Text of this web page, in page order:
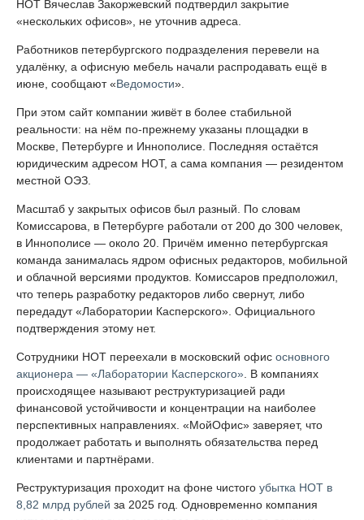
НОТ Вячеслав Закоржевский подтвердил закрытие
«нескольких офисов», не уточнив адреса.
Работников петербургского подразделения перевели на
удалёнку, а офисную мебель начали распродавать ещё в
июне, сообщают «Ведомости».
При этом сайт компании живёт в более стабильной
реальности: на нём по-прежнему указаны площадки в
Москве, Петербурге и Иннополисе. Последняя остаётся
юридическим адресом НОТ, а сама компания — резидентом
местной ОЭЗ.
Масштаб у закрытых офисов был разный. По словам
Комиссарова, в Петербурге работали от 200 до 300 человек,
в Иннополисе — около 20. Причём именно петербургская
команда занималась ядром офисных редакторов, мобильной
и облачной версиями продуктов. Комиссаров предположил,
что теперь разработку редакторов либо свернут, либо
передадут «Лаборатории Касперского». Официального
подтверждения этому нет.
Сотрудники НОТ переехали в московский офис основного
акционера — «Лаборатории Касперского» . В компаниях
происходящее называют реструктуризацией ради
финансовой устойчивости и концентрации на наиболее
перспективных направлениях. «МойОфис» заверяет, что
продолжает работать и выполнять обязательства перед
клиентами и партнёрами.
Реструктуризация проходит на фоне чистого убытка НОТ в
8,82 млрд рублей за 2025 год. Одновременно компания